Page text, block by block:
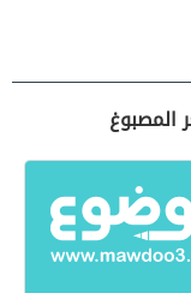
المصبوغ